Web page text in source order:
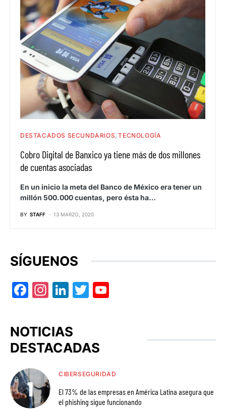
DESTACADOS SECUNDARIOS TECNOLOGÍA
Cobro Digital de Banxico ya tiene más de dos millones
de cuentas asociadas
En un inicio la meta del Banco de México era tener un
millón 500.000 cuentas, pero ésta ha…
BY STAFF 13 MARZO, 2020
SÍGUENOS
Facebook
Instagram
LinkedIn
Twitter
NOTICIAS
DESTACADAS
CIBERSEGURIDAD
El 73% de las empresas en América Latina asegura que
el phishing sigue funcionando